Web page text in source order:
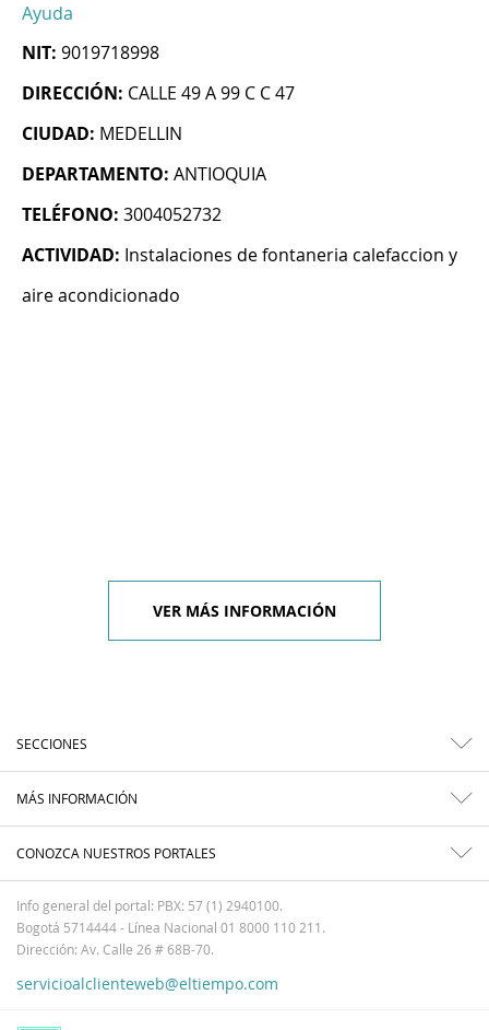
Ayuda
NIT: 9019718998
DIRECCIÓN: CALLE 49 A 99 C C 47
CIUDAD: MEDELLIN
DEPARTAMENTO: ANTIOQUIA
TELÉFONO: 3004052732
ACTIVIDAD: Instalaciones de fontaneria calefaccion y
aire acondicionado
VER MÁS INFORMACIÓN
SECCIONES
MÁS INFORMACIÓN
CONOZCA NUESTROS PORTALES
Info general del portal: PBX: 57 (1) 2940100.
Bogotá 5714444 - Línea Nacional 01 8000 110 211.
Dirección: Av. Calle 26 # 68B-70.
servicioalclienteweb@eltiempo.com